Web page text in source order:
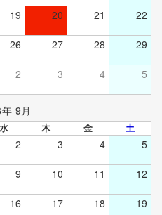
19 20 21 22
26 27 28 29
2 3 4 5
9月
水 木 金 土
2 3 4 5
9 10 11 12
16 17 18 19